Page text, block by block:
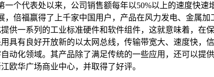
一个代表处以来，公司销售额每年以50%以上的速度快
，倍福赢得了上千家中国用户，产品在风力发电、金属
供一系列的工业标准硬件和软件组件，这就意味着，
具有良好开放新的以太网总线，传输带宽大、速度快，
动化领域。其产品除了满足传统的一些应用，还可以提
欧华广场商业中心，并取得了好评。